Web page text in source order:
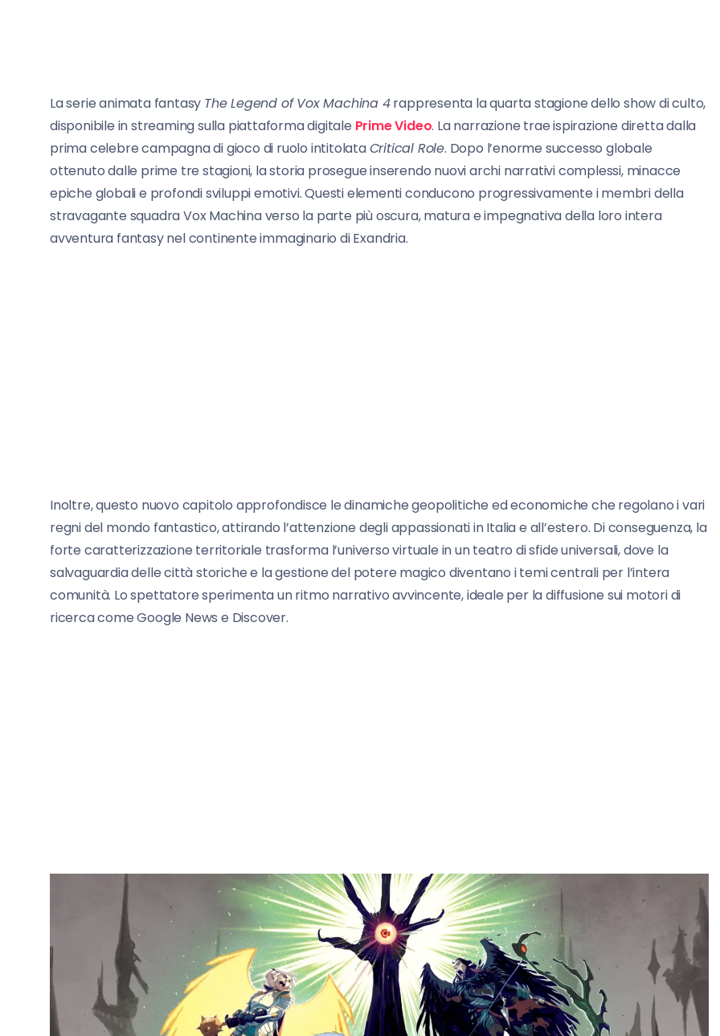
La serie animata fantasy The Legend of Vox Machina 4rappresenta la quarta stagione dello show di culto,
disponibile in streaming sulla piattaforma digitale Prime Video. La narrazione trae ispirazione diretta dalla
prima celebre campagna di gioco di ruolo intitolataCritical Role. Dopo l’enorme successo globale
ottenuto dalle prime tre stagioni, la storia prosegue inserendo nuovi archi narrativi complessi, minacce
epiche globali e profondi sviluppi emotivi. Questi elementi conducono progressivamente i membri della
stravagante squadra Vox Machina verso la parte più oscura, matura e impegnativa della loro intera
avventura fantasy nel continente immaginario di Exandria.
Inoltre, questo nuovo capitolo approfondisce le dinamiche geopolitiche ed economiche che regolano i vari
regni del mondo fantastico, attirando l’attenzione degli appassionati in Italia e all’estero. Di conseguenza, la
forte caratterizzazione territoriale trasforma l’universo virtuale in un teatro di sfide universali, dove la
salvaguardia delle città storiche e la gestione del potere magico diventano i temi centrali per l’intera
comunità. Lo spettatore sperimenta un ritmo narrativo avvincente, ideale per la diffusione sui motori di
ricerca come Google News e Discover.